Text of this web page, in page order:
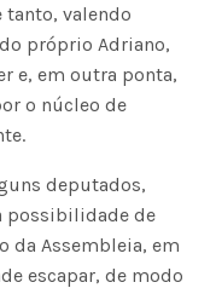
tanto, valendo
próprio Adriano,
e, em outra ponta,
o núcleo de
deputados,
possibilidade de
da Assembleia, em
escapar, de modo